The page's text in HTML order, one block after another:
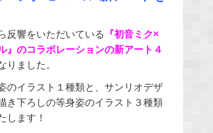
反響をいただいている 『初音ミク×
』のコラボレーションの新アート４
りました。
のイラスト１種類と、サンリオデザ
き下ろしの等身姿のイラスト３種類
します！